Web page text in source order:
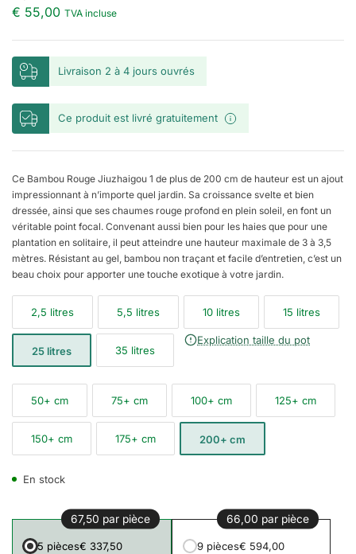
€ 55,00 TVA incluse
Livraison 2 à 4 jours ouvrés
Ce produit est livré gratuitement
Ce Bambou Rouge Jiuzhaigou 1 de plus de 200 cm de hauteur est un ajout
impressionnant à n’importe quel jardin. Sa croissance svelte et bien
dressée, ainsi que ses chaumes rouge profond en plein soleil, en font un
véritable point focal. Convenant aussi bien pour les haies que pour une
plantation en solitaire, il peut atteindre une hauteur maximale de 3 à 3,5
mètres. Résistant au gel, bambou non traçant et facile d’entretien, c’est un
beau choix pour apporter une touche exotique à votre jardin.
2,5 litres 5,5 litres 10 litres 15 litres
25 litres 35 litres
Explication taille du pot
50+ cm 75+ cm 100+ cm 125+ cm
150+ cm 175+ cm 200+ cm
En stock
67,50 par pièce
5 pièces€ 337,50
66,00 par pièce
9 pièces€ 594,00